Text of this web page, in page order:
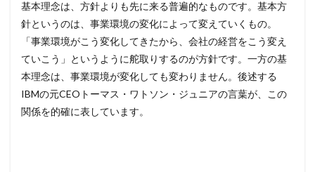
基本理念は、方針よりも先に来る普遍的なものです。基本方
針というのは、事業環境の変化によって変えていくもの。
「事業環境がこう変化してきたから、会社の経営をこう変え
ていこう」というように舵取りするのが方針です。一方の基
本理念は、事業環境が変化しても変わりません。後述する
IBMの元CEOトーマス・ワトソン・ジュニアの言葉が、この
関係を的確に表しています。